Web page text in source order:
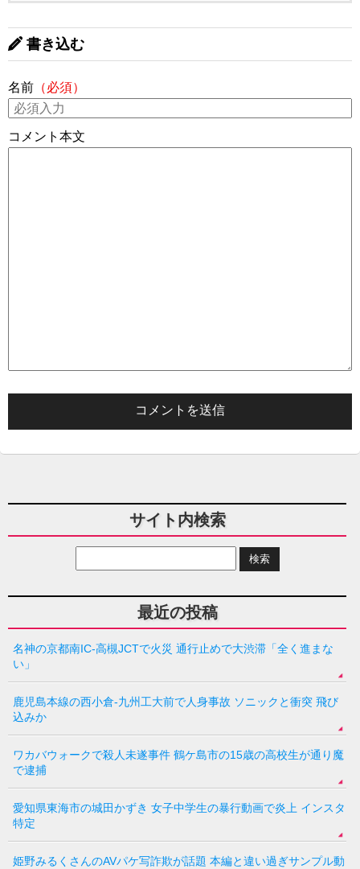
書き込む
名前 （必須）
コメント本文
サイト内検索
最近の投稿
名神の京都南IC-高槻JCTで火災 通行止めで大渋滞「全く進まな
い」
鹿児島本線の西小倉-九州工大前で人身事故 ソニックと衝突 飛び
込みか
ワカバウォークで殺人未遂事件 鶴ケ島市の15歳の高校生が通り魔
で逮捕
愛知県東海市の城田かずき 女子中学生の暴行動画で炎上 インスタ
特定
姫野みるくさんのAVパケ写詐欺が話題 本編と違い過ぎサンプル動